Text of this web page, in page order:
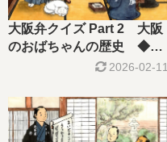
大阪弁クイズ Part 2 大阪
のおばちゃんの歴史 ◆大
阪のおばちゃん◆2026-02-11